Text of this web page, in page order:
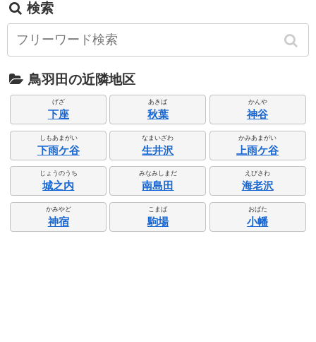
検索
鳥羽田の近隣地区
げざ
下座
あきば
秋葉
かんや
神谷
しもあまがい
下雨ケ谷
なまいざわ
生井沢
かみあまがい
上雨ケ谷
じょうのうち
城之内
みなみしまだ
南島田
えびさわ
海老沢
かみやど
神宿
こまば
駒場
おばた
小幡